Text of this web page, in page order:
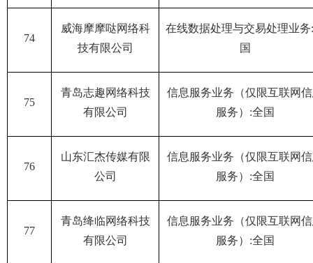
74
威海摩摩哒网络科
技有限公司
在线数据处理与交易处理业务
国
75
青岛志趣网络科技
有限公司
信息服务业务（仅限互联网
服务）:全国
76
山东汇杰传媒有限
公司
信息服务业务（仅限互联网
服务）:全国
77
青岛绛临网络科技
有限公司
信息服务业务（仅限互联网
服务）:全国